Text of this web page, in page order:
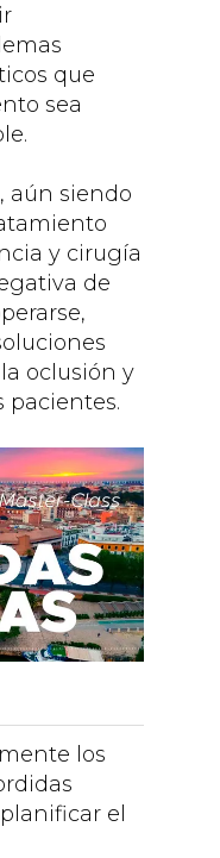
que
sea
aún siendo
y cirugía
de
oclusión y
pacientes.
los
el